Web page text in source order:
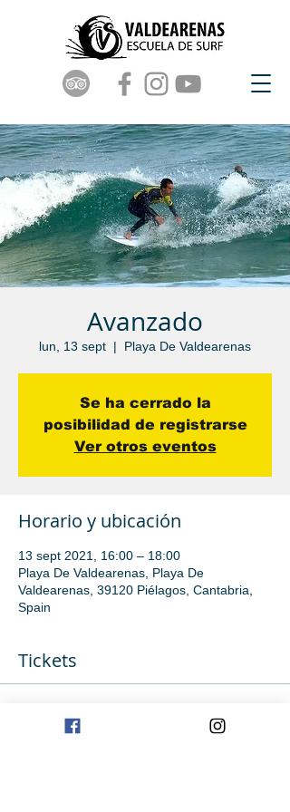
Avanzado
lun, 13 sept
  |
Playa De Valdearenas
Se ha cerrado la
posibilidad de registrarse
Ver otros eventos
Horario y ubicación
13 sept 2021, 16:00 – 18:00
Playa De Valdearenas, Playa De
Valdearenas, 39120 Piélagos, Cantabria,
Spain
Tickets
Venta finalizada